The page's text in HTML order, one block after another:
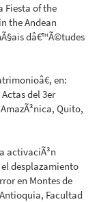
Fiesta of the
the Andean
dâ€™Ã©tudes
en:
del 3er
Quito,
activaciÃ³n
desplazamiento
en Montes de
Facultad